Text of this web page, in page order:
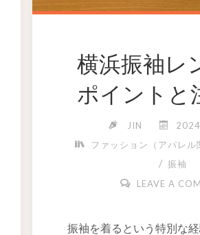
横浜振袖レ
ポイントと
JIN
ファッション（アパレル
/ 振袖
LEAVE A
振袖を着るという特別な